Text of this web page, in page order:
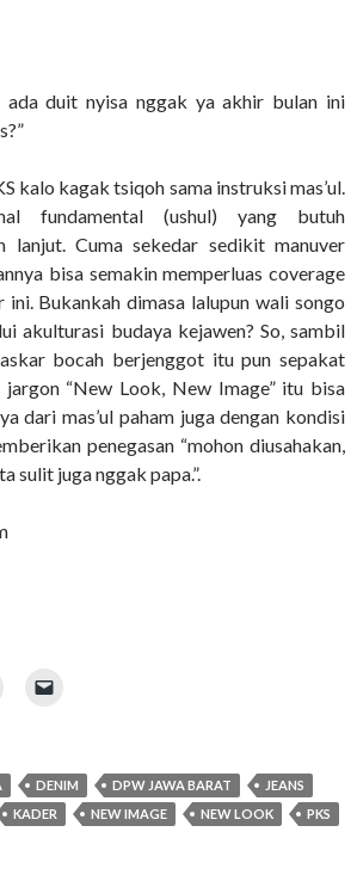
ada duit nyisa nggak ya akhir bulan ini
kalo kagak tsiqoh sama instruksi mas’ul.
fundamental (ushul) yang butuh
lanjut. Cuma sekedar sedikit manuver
bisa semakin memperluas coverage
Bukankah dimasa lalupun wali songo
akulturasi budaya kejawen? So, sambil
bocah berjenggot itu pun sepakat
jargon “New Look, New Image” itu bisa
dari mas’ul paham juga dengan kondisi
penegasan “mohon diusahakan,
sulit juga nggak papa.”.
DENIM DPW JAWA BARAT
JEANS
KADER NEW IMAGE NEW LOOK
PKS